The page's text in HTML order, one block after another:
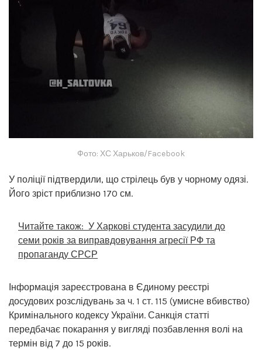
Фото: ХС Харьков/Facebook
У поліції підтвердили, що стрілець був у чорному одязі.
Його зріст приблизно 170 см.
Читайте також: У Харкові студента засудили до
семи років за виправдовування агресії РФ та
пропаганду СРСР
Інформація зареєстрована в Єдиному реєстрі
досудових розслідувань за ч. 1 ст. 115 (умисне вбивство)
Кримінального кодексу України. Санкція статті
передбачає покарання у вигляді позбавлення волі на
термін від 7 до 15 років.